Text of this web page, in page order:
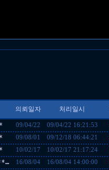
의뢰일자 처리일시
09/04/22 09/04/22 16:21:53
09/08/01 09/12/18 06:44:21
10/02/17 10/02/17 21:17:24
16/08/04 16/08/04 14:00:00